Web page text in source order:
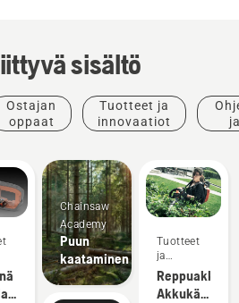
sisältö
Ostajan
oppaat
Tuotteet ja
innovaatiot
Chainsaw
Academy
Puun
kaataminen
Tuotteet
ja
innovaatiot
Reppuakku: